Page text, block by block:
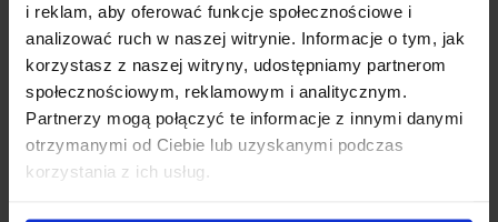
i reklam, aby oferować funkcje społecznościowe i
analizować ruch w naszej witrynie. Informacje o tym, jak
korzystasz z naszej witryny, udostępniamy partnerom
społecznościowym, reklamowym i analitycznym.
Partnerzy mogą połączyć te informacje z innymi danymi
otrzymanymi od Ciebie lub uzyskanymi podczas
korzystania z ich usług.
INNI KUPILI RÓWNIEŻ